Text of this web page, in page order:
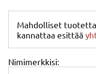
Mahdolliset
kannattaa esittää
Nimimerkkisi: